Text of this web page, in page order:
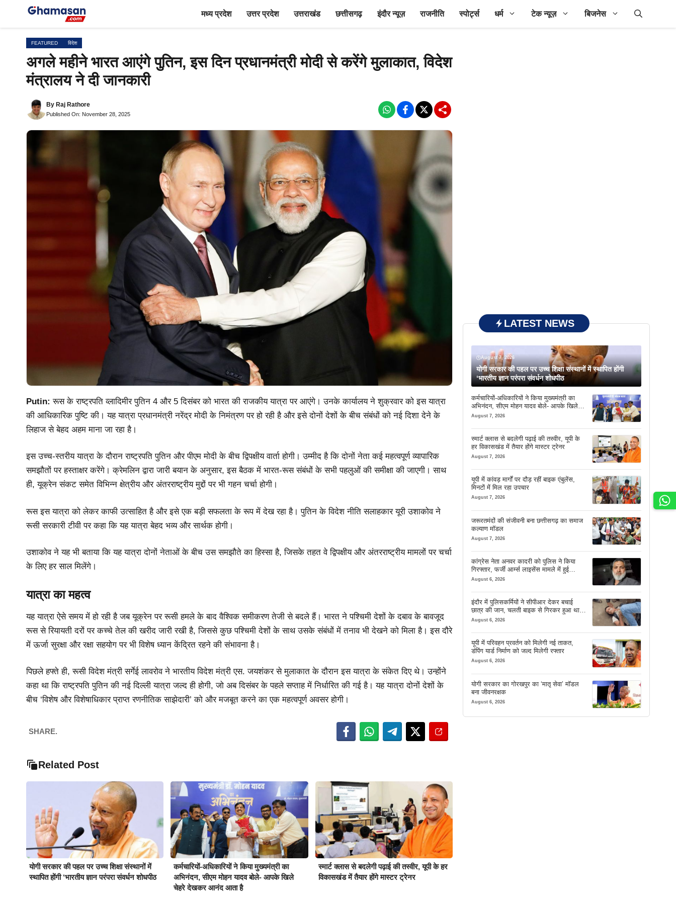
मध्य प्रदेश उत्तर प्रदेश उत्तराखंड छत्तीसगढ़ इंदौर न्यूज़ राजनीति स्पोर्ट्स धर्म टेक न्यूज़ बिजनेस
FEATURED विदेश
अगले महीने भारत आएंगे पुतिन, इस दिन प्रधानमंत्री मोदी से करेंगे मुलाकात, विदेश
मंत्रालय ने दी जानकारी
By Raj Rathore
Published On: November 28, 2025
Putin:रूस के राष्ट्रपति व्लादिमीर पुतिन 4 और 5 दिसंबर को भारत की राजकीय यात्रा पर आएंगे। उनके कार्यालय ने शुक्रवार को इस यात्रा
की आधिकारिक पुष्टि की। यह यात्रा प्रधानमंत्री नरेंद्र मोदी के निमंत्रण पर हो रही है और इसे दोनों देशों के बीच संबंधों को नई दिशा देने के
लिहाज से बेहद अहम माना जा रहा है।
इस उच्च-स्तरीय यात्रा के दौरान राष्ट्रपति पुतिन और पीएम मोदी के बीच द्विपक्षीय वार्ता होगी। उम्मीद है कि दोनों नेता कई महत्वपूर्ण व्यापारिक
समझौतों पर हस्ताक्षर करेंगे। क्रेमलिन द्वारा जारी बयान के अनुसार, इस बैठक में भारत-रूस संबंधों के सभी पहलुओं की समीक्षा की जाएगी। साथ
ही, यूक्रेन संकट समेत विभिन्न क्षेत्रीय और अंतरराष्ट्रीय मुद्दों पर भी गहन चर्चा होगी।
रूस इस यात्रा को लेकर काफी उत्साहित है और इसे एक बड़ी सफलता के रूप में देख रहा है। पुतिन के विदेश नीति सलाहकार यूरी उशाकोव ने
रूसी सरकारी टीवी पर कहा कि यह यात्रा बेहद भव्य और सार्थक होगी।
उशाकोव ने यह भी बताया कि यह यात्रा दोनों नेताओं के बीच उस समझौते का हिस्सा है, जिसके तहत वे द्विपक्षीय और अंतरराष्ट्रीय मामलों पर चर्चा
के लिए हर साल मिलेंगे।
यात्रा का महत्व
यह यात्रा ऐसे समय में हो रही है जब यूक्रेन पर रूसी हमले के बाद वैश्विक समीकरण तेजी से बदले हैं। भारत ने पश्चिमी देशों के दबाव के बावजूद
रूस से रियायती दरों पर कच्चे तेल की खरीद जारी रखी है, जिससे कुछ पश्चिमी देशों के साथ उसके संबंधों में तनाव भी देखने को मिला है। इस दौरे
में ऊर्जा सुरक्षा और रक्षा सहयोग पर भी विशेष ध्यान केंद्रित रहने की संभावना है।
पिछले हफ्ते ही, रूसी विदेश मंत्री सर्गेई लावरोव ने भारतीय विदेश मंत्री एस. जयशंकर से मुलाकात के दौरान इस यात्रा के संकेत दिए थे। उन्होंने
कहा था कि राष्ट्रपति पुतिन की नई दिल्ली यात्रा जल्द ही होगी, जो अब दिसंबर के पहले सप्ताह में निर्धारित की गई है। यह यात्रा दोनों देशों के
बीच ‘विशेष और विशेषाधिकार प्राप्त रणनीतिक साझेदारी’ को और मजबूत करने का एक महत्वपूर्ण अवसर होगी।
SHARE.
Related Post
योगी सरकार की पहल पर उच्च शिक्षा संस्थानों में
स्थापित होंगी ‘भारतीय ज्ञान परंपरा संवर्धन शोधपीठ
कर्मचारियों-अधिकारियों ने किया मुख्यमंत्री का
अभिनंदन, सीएम मोहन यादव बोले- आपके खिले
चेहरे देखकर आनंद आता है
स्मार्ट क्लास से बदलेगी पढ़ाई की तस्वीर, यूपी के हर
विकासखंड में तैयार होंगे मास्टर ट्रेनर
LATEST NEWS
August 7, 2026
योगी सरकार की पहल पर उच्च शिक्षा संस्थानों में स्थापित होंगी
‘भारतीय ज्ञान परंपरा संवर्धन शोधपीठ
कर्मचारियों-अधिकारियों ने किया मुख्यमंत्री का
अभिनंदन, सीएम मोहन यादव बोले- आपके खिले
चेहरे देखकर आनंद आता है
August 7, 2026
स्मार्ट क्लास से बदलेगी पढ़ाई की तस्वीर, यूपी के
हर विकासखंड में तैयार होंगे मास्टर ट्रेनर
August 7, 2026
यूपी में कांवड़ मार्गों पर दौड़ रहीं बाइक एंबुलेंस,
मिनटों में मिल रहा उपचार
August 7, 2026
जरूरतमंदों की संजीवनी बना छत्तीसगढ़ का समाज
कल्याण मॉडल
August 7, 2026
कांग्रेस नेता अनवर कादरी को पुलिस ने किया
गिरफ्तार, फर्जी आर्म्स लाइसेंस मामले में हुई
कार्रवाई
August 6, 2026
इंदौर में पुलिसकर्मियों ने सीपीआर देकर बचाई
छात्र की जान, चलती बाइक से गिरकर हुआ था
बेहोश
August 6, 2026
यूपी में परिवहन प्रवर्तन को मिलेगी नई ताकत,
डंपिंग यार्ड निर्माण को जल्द मिलेगी रफ्तार
August 6, 2026
योगी सरकार का गोरखपुर का ‘मातृ सेवा’ मॉडल
बना जीवनरक्षक
August 6, 2026